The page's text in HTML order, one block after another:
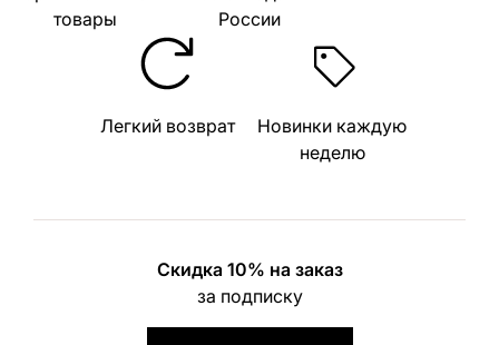
товары
России
Легкий возврат
Новинки каждую
неделю
Скидка 10% на заказ
за подписку